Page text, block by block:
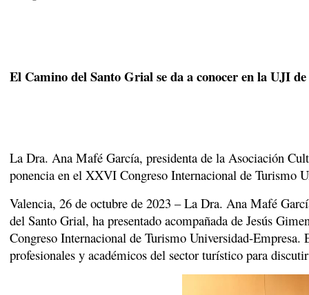
El Camino del Santo Grial se da a conocer en la UJI
La Dra. Ana Mafé García, presidenta de la Asociación
ponencia en el XXVI Congreso Internacional de Turismo
Valencia, 26 de octubre de 2023 – La Dra. Ana Mafé
del Santo Grial, ha presentado acompañada de Jesús
Congreso Internacional de Turismo Universidad-Empresa.
profesionales y académicos del sector turístico para